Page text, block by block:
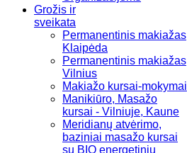
Grožis ir
sveikata
Permanentinis makiažas
Klaipėda
Permanentinis makiažas
Vilnius
Makiažo kursai-mokymai
Manikiūro, Masažo
kursai - Vilniuje, Kaune
Meridianų atvėrimo,
baziniai masažo kursai
su BIO energetiniu